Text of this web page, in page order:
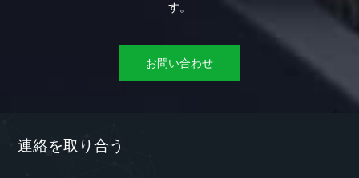
す。
お問い合わせ
連絡を取り合う